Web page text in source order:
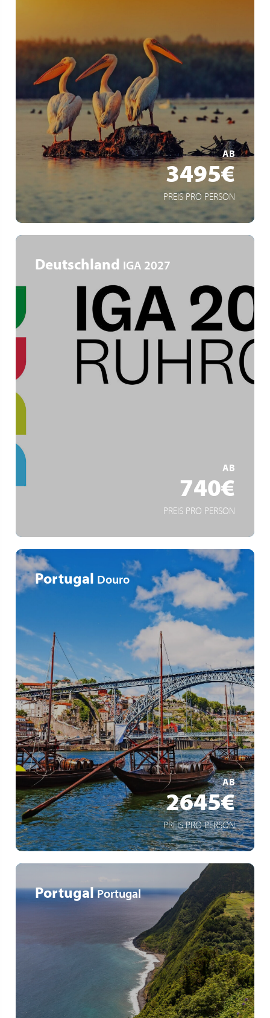
AB
3495€
PREIS PRO PERSON
extra lange Liegezeiten für intensive Reiseerlebnisse
Ganztagesausflug ins Donaudelta
lediglich 30% Single Zuschlag
MEHR ERFAHREN
Deutschland IGA 2027
AB
740€
PREIS PRO PERSON
Portugal Douro
AB
2645€
PREIS PRO PERSON
Beliebteste Flusskreuzfahrt Europas
Universitätsstadt Salamanca
Weinbegleitung von Domaines Vinsmoselle
MEHR ERFAHREN
Portugal Portugal
Entdecken Sie sechs der neun Inseln der Azoren